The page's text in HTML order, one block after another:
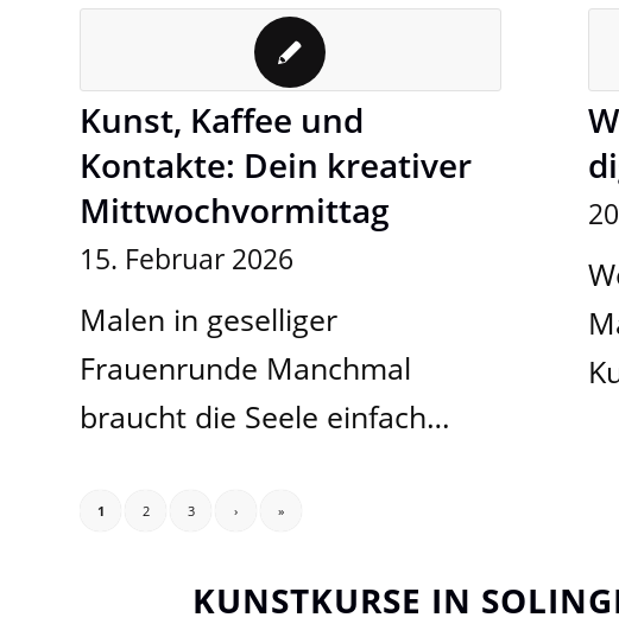
Kunst, Kaffee und
Kontakte: Dein kreativer
Mittwochvormittag
15. Februar 2026
Malen in geselliger
Frauenrunde Manchmal
braucht die Seele einfach…
1 2 3 › »
KUNSTKURSE IN